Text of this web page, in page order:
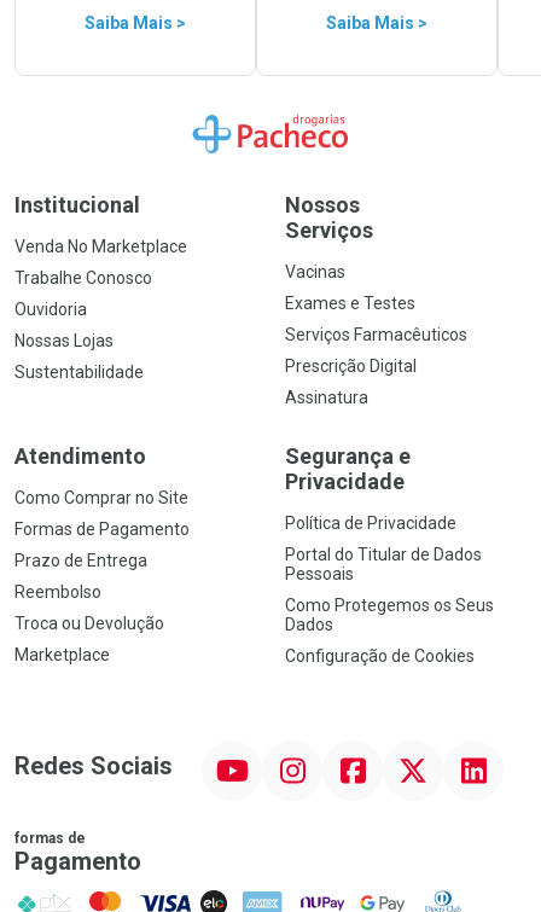
Saiba Mais > Saiba Mais >
Ir para a Home
Institucional
Venda No Marketplace
Trabalhe Conosco
Ouvidoria
Nossas Lojas
Sustentabilidade
Nossos
Serviços
Vacinas
Exames e Testes
Serviços Farmacêuticos
Prescrição Digital
Assinatura
Atendimento
Como Comprar no Site
Formas de Pagamento
Prazo de Entrega
Reembolso
Troca ou Devolução
Marketplace
Segurança e
Privacidade
Política de Privacidade
Portal do Titular de Dados
Pessoais
Como Protegemos os Seus
Dados
Configuração de Cookies
Redes Sociais InstagramFacebookTwitter Linkedin
formas de
Pagamento
PIX MasterCard
VISA ELO AMEX NuPay Google PayDiners Club